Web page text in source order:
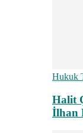
Hukuk
Halit
İlhan